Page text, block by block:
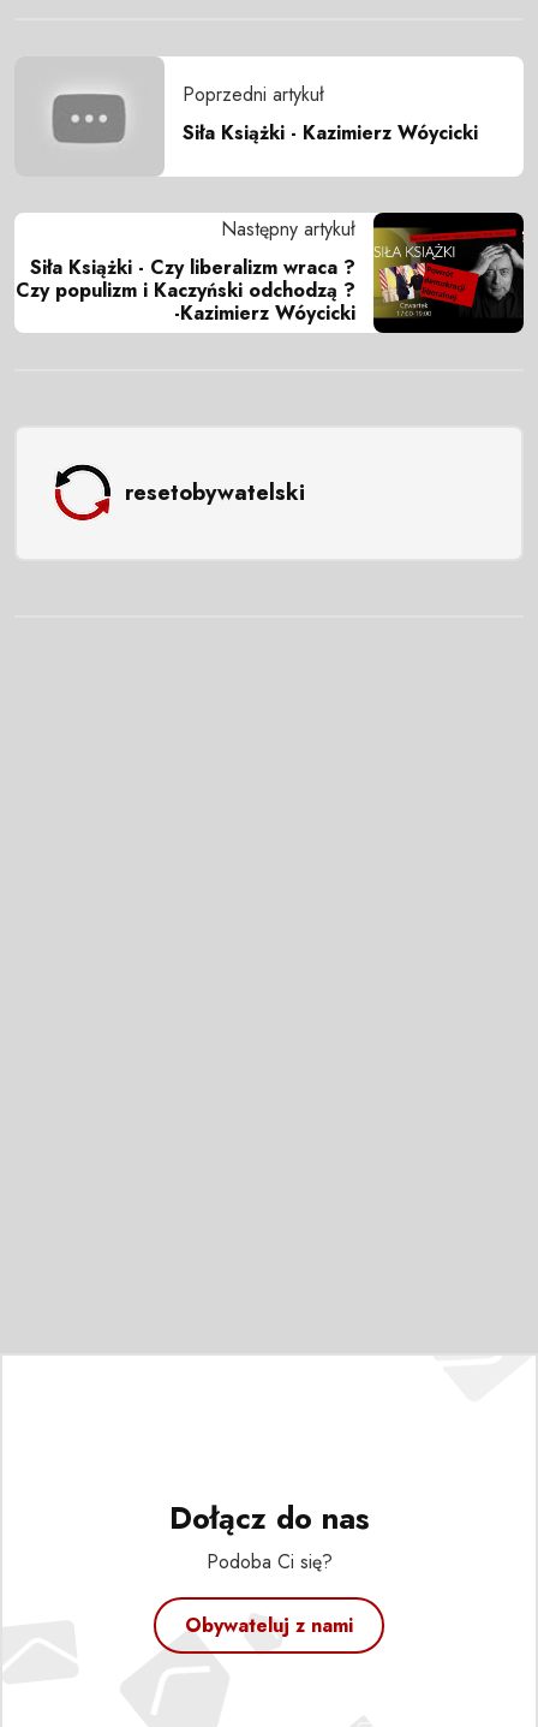
Poprzedni artykuł
Siła Książki - Kazimierz Wóycicki
Następny artykuł
Siła Książki - Czy liberalizm wraca ?
Czy populizm i Kaczyński odchodzą ?
-Kazimierz Wóycicki
resetobywatelski
Dołącz do nas
Podoba Ci się?
Obywateluj z nami